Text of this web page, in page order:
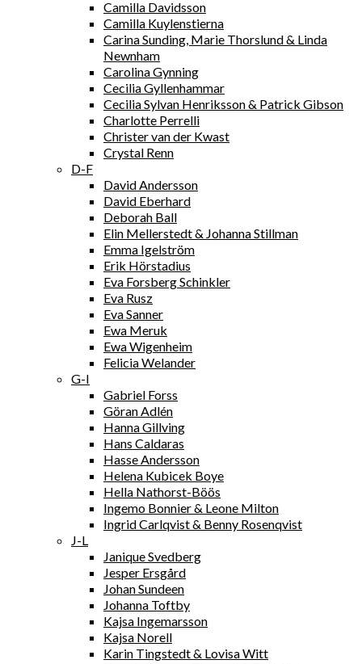
Camilla Davidsson
Camilla Kuylenstierna
Carina Sunding, Marie Thorslund & Linda
Newnham
Carolina Gynning
Cecilia Gyllenhammar
Cecilia Sylvan Henriksson & Patrick Gibson
Charlotte Perrelli
Christer van der Kwast
Crystal Renn
D-F
David Andersson
David Eberhard
Deborah Ball
Elin Mellerstedt & Johanna Stillman
Emma Igelström
Erik Hörstadius
Eva Forsberg Schinkler
Eva Rusz
Eva Sanner
Ewa Meruk
Ewa Wigenheim
Felicia Welander
G-I
Gabriel Forss
Göran Adlén
Hanna Gillving
Hans Caldaras
Hasse Andersson
Helena Kubicek Boye
Hella Nathorst-Böös
Ingemo Bonnier & Leone Milton
Ingrid Carlqvist & Benny Rosenqvist
J-L
Janique Svedberg
Jesper Ersgård
Johan Sundeen
Johanna Toftby
Kajsa Ingemarsson
Kajsa Norell
Karin Tingstedt & Lovisa Witt